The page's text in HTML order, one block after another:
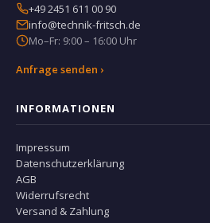
+49 2451 611 00 90
info@technik-fritsch.de
Mo–Fr: 9:00 – 16:00 Uhr
Anfrage senden ›
INFORMATIONEN
Impressum
Datenschutzerklärung
AGB
Widerrufsrecht
Versand & Zahlung